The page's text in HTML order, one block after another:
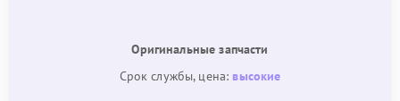
Оригинальные запчасти
Срок службы, цена: высокие